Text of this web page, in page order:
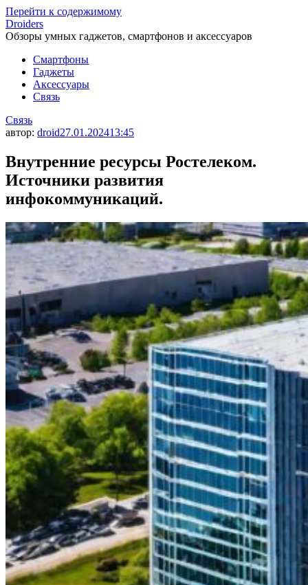
Перейти к содержимому
Droiders
Обзоры умных гаджетов, смартфонов и аксессуаров
Смартфоны
Гаджеты
Аксессуары
Связь
Связь
автор: droid27.01.202413:45
Внутренние ресурсы Ростелеком.
Источники развития
инфокоммуникаций.